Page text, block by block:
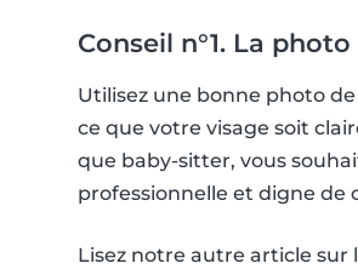
Conseil n°1. La
Utilisez une bonne photo de
ce que votre visage soit
que baby-sitter, vous
professionnelle et digne de
Lisez notre autre article sur